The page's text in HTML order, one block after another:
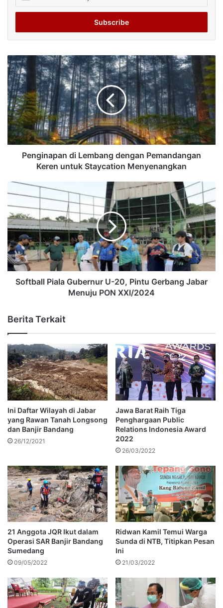
your
Email
Penginapan di Lembang dengan Pemandangan
Keren untuk Staycation Menyenangkan
Softball Piala Gubernur U-20, Pintu Gerbang Jabar
Menuju PON XXI/2024
Berita Terkait
Ini Daftar Wilayah di Jabar
yang Rawan Tanah Longsong
dan Banjir Bandang
26/12/2021
Jawa Barat Raih Tiga
Penghargaan Public
Relations Indonesia Award
2022
26/03/2022
21 Anggota JQR Ikut dalam
Operasi SAR Banjir Bandang
Sumedang
09/05/2022
Ridwan Kamil Temui Warga
Sunda di NTB, Titipkan Pesan
Ini
21/03/2022